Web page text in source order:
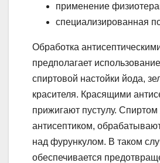
применение
специализированная
Обработка
предполагает
спиртовой настойки йода,
красителя. Красящими
прижигают пустулу.
антисептиком,
над фурункулом. В таком
обеспечивается